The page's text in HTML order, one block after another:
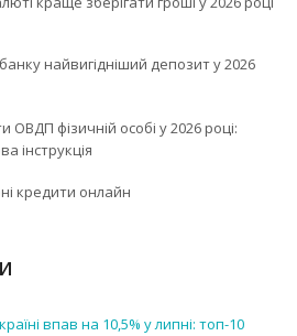
найвигідніший депозит у 2026
ОВДП фізичній особі у 2026 році:
інструкція
кредити онлайн
впав на 10,5% у липні: топ-10